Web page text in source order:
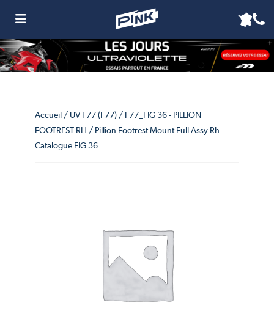
Accueil/ UV F77 (F77)/ F77_FIG 36 - PILLION
FOOTREST RH / Pillion Footrest Mount Full Assy Rh –
Catalogue FIG 36